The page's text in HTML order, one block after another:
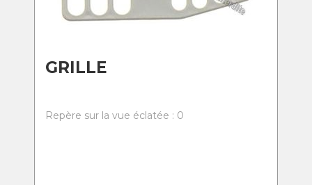
GRILLE
Repère sur la vue éclatée : 0